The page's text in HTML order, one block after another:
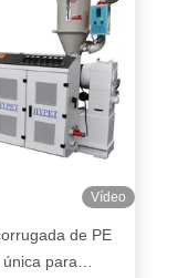
Vídeo
de PE
para